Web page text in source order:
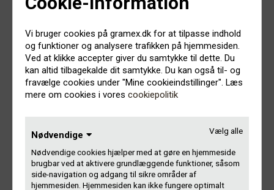
Vi bruger cookies på gramex.dk for at tilpasse indhold
og funktioner og analysere trafikken på hjemmesiden.
Ved at klikke accepter giver du samtykke til dette. Du
kan altid tilbagekalde dit samtykke. Du kan også til- og
fravælge cookies under "Mine cookieindstillinger". Læs
mere om cookies i vores cookiepolitik
Vælg alle
Nødvendige
Nødvendige cookies hjælper med at gøre en hjemmeside
brugbar ved at aktivere grundlæggende funktioner, såsom
side-navigation og adgang til sikre områder af
hjemmesiden. Hjemmesiden kan ikke fungere optimalt
Hvem er du?
Vi forestiller os, at du har en relevant økonomisk
uddannelses- og erhvervsmæssig baggrund. Du kan for
eksempel være nyuddannet med relevant studiejob-
erfaring, eller du kan have et par års relevant
Vi leder efter en kandidat, der:
Har en god regnskabsforståelse, analytisk sans og er
knivskarp i debet/kredit